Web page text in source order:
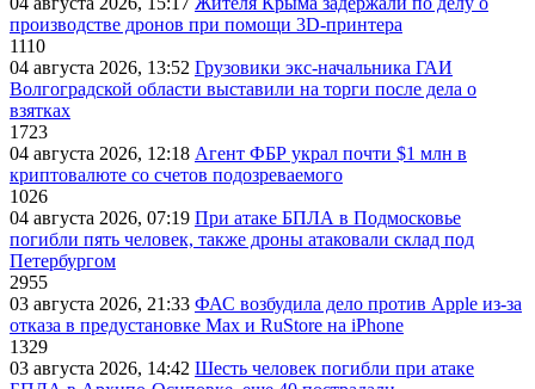
производстве дронов при помощи 3D‑принтера
1110
04 августа 2026, 13:52 Грузовики экс-начальника ГАИ
Волгоградской области выставили на торги после дела о
взятках
1723
04 августа 2026, 12:18 Агент ФБР украл почти $1 млн в
криптовалюте со счетов подозреваемого
1026
04 августа 2026, 07:19 При атаке БПЛА в Подмосковье
погибли пять человек, также дроны атаковали склад под
Петербургом
2955
03 августа 2026, 21:33 ФАС возбудила дело против Apple из-за
отказа в предустановке Max и RuStore на iPhone
1329
03 августа 2026, 14:42 Шесть человек погибли при атаке